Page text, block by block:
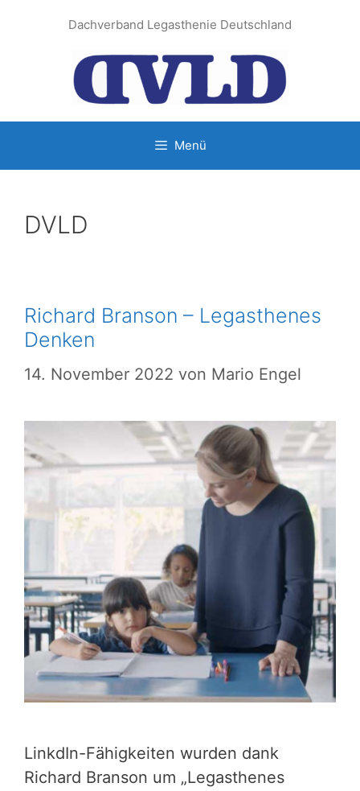
Dachverband Legasthenie Deutschland
Menü
DVLD
Richard Branson – Legasthenes
Denken
14. November 2022 von Mario Engel
LinkdIn-Fähigkeiten wurden dank
Richard Branson um „Legasthenes